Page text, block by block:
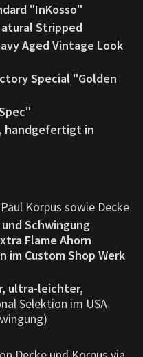
"InKosso"
Stripped
Aged Vintage Look
Special "Golden
handgefertigt in
Korpus sowie Decke
Schwingung
Flame Ahorn
im Custom Shop Werk
ultra-leichter,
Selektion im USA